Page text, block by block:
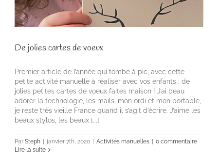
De jolies cartes de voeux
Premier article de l’année qui tombe à pic, avec cette
petite activité manuelle à réaliser avec vos enfants : de
jolies petites cartes de voeux faites maison ! J’ai beau
adorer la technologie, les mails, mon ordi et mon portable,
je reste très vieille France quand il s’agit d’écrire. J’aime les
beaux stylos, les beaux [...]
Par Steph | janvier 7th, 2020 | Activités manuelles | 0 commentaire
Lire la suite